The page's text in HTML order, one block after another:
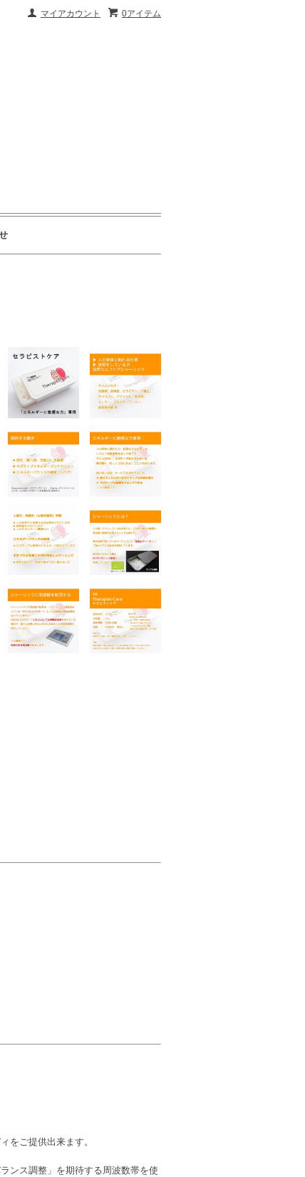
0アイテム
マイアカウント
をご提供出来ます。
ンス調整」を期待する周波数帯を使